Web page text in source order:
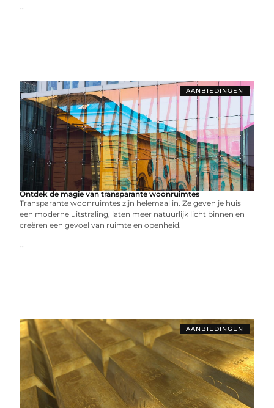
...
AANBIEDINGEN
Ontdek de magie van transparante woonruimtes
Transparante woonruimtes zijn helemaal in. Ze geven je huis
een moderne uitstraling, laten meer natuurlijk licht binnen en
creëren een gevoel van ruimte en openheid.
...
AANBIEDINGEN